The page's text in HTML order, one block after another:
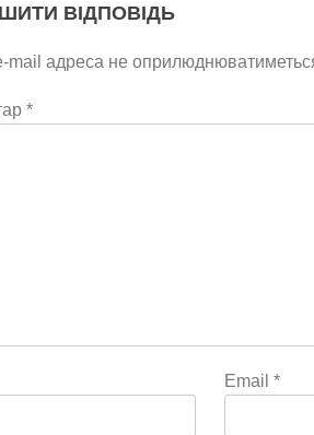
ВІДПОВІДЬ
mail адреса не
*
Email *